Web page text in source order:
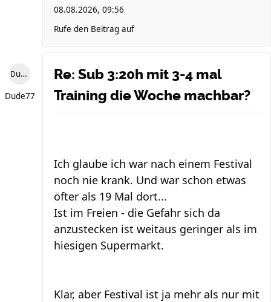
08.08.2026, 09:56
Rufe den Beitrag auf
Dude77
Dude77
Re: Sub 3:20h mit 3-4 mal
Training die Woche machbar?
Ich glaube ich war nach einem Festival
noch nie krank. Und war schon etwas
öfter als 19 Mal dort...
Ist im Freien - die Gefahr sich da
anzustecken ist weitaus geringer als im
hiesigen Supermarkt.
Klar, aber Festival ist ja mehr als nur mit